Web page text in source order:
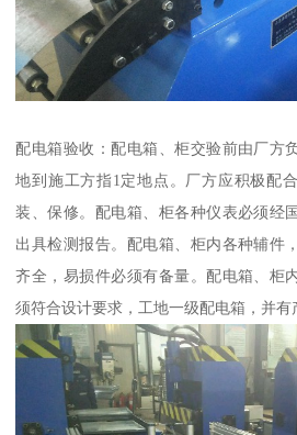
配电箱验收：配电箱、柜交验前由厂方
地到施工方指1定地点。厂方应积极配
装、保修。配电箱、柜各种仪表必须经
出具检测报告。配电箱、柜内各种辅件
齐全，易损件必须有备量。配电箱、柜
须符合设计要求，工地一级配电箱，并有